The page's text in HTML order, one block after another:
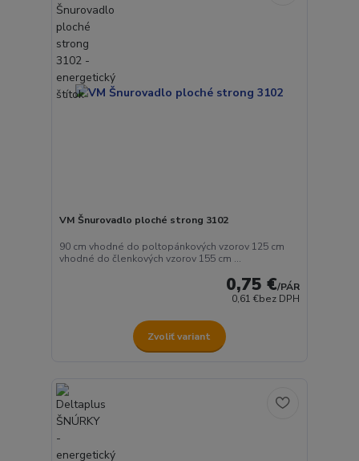
VM Šnurovadlo ploché strong 3102
90 cm vhodné do poltopánkových vzorov 125 cm
vhodné do členkových vzorov 155 cm ...
0,75 €/PÁR
0,61 €bez DPH
Zvoliť variant